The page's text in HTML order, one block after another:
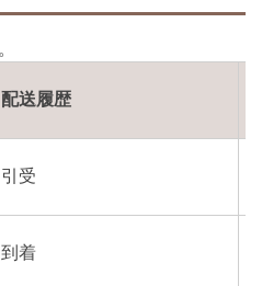
配送履歴
引受
到着